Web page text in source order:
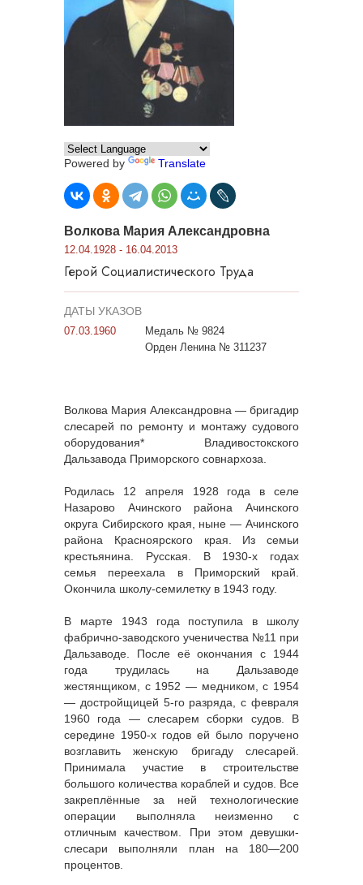
Powered by Translate
Волкова Мария Александровна
12.04.1928 - 16.04.2013
Герой Социалистического Труда
ДАТЫ УКАЗОВ
07.03.1960
Медаль № 9824
Орден Ленина № 311237
Волкова Мария Александровна — бригадир
слесарей по ремонту и монтажу судового
оборудования* Владивостокского
Дальзавода Приморского совнархоза.
Родилась 12 апреля 1928 года в селе
Назарово Ачинского района Ачинского
округа Сибирского края, ныне — Ачинского
района Красноярского края. Из семьи
крестьянина. Русская. В 1930-х годах
семья переехала в Приморский край.
Окончила школу-семилетку в 1943 году.
В марте 1943 года поступила в школу
фабрично-заводского ученичества №11 при
Дальзаводе. После её окончания с 1944
года трудилась на Дальзаводе
жестянщиком, с 1952 — медником, с 1954
— достройщицей 5-го разряда, с февраля
1960 года — слесарем сборки судов. В
середине 1950-х годов ей было поручено
возглавить женскую бригаду слесарей.
Принимала участие в строительстве
большого количества кораблей и судов. Все
закреплённые за ней технологические
операции выполняла неизменно с
отличным качеством. При этом девушки-
слесари выполняли план на 180—200
процентов.